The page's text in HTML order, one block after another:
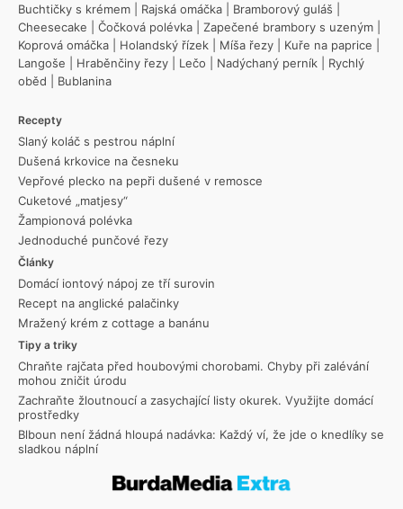
Buchtičky s krémem
Rajská omáčka Bramborový guláš
Cheesecake
Čočková polévka Zapečené brambory s uzeným
Koprová omáčka
Holandský řízek Míša řezy Kuře na paprice
Langoše
Hraběnčiny řezy Lečo Nadýchaný perník
Rychlý
oběd
Bublanina
Recepty
Slaný koláč s pestrou náplní
Dušená krkovice na česneku
Vepřové plecko na pepři dušené v remosce
Cuketové „matjesy“
Žampionová polévka
Jednoduché punčové řezy
Články
Domácí iontový nápoj ze tří surovin
Recept na anglické palačinky
Mražený krém z cottage a banánu
Tipy a triky
Chraňte rajčata před houbovými chorobami. Chyby při zalévání
mohou zničit úrodu
Zachraňte žloutnoucí a zasychající listy okurek. Využijte domácí
prostředky
Blboun není žádná hloupá nadávka: Každý ví, že jde o knedlíky se
sladkou náplní